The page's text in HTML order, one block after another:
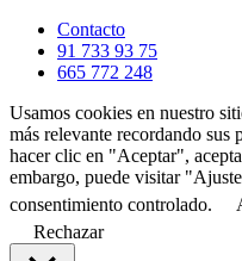
Contacto
91 733 93 75
665 772 248
Usamos cookies en nuestro
más relevante recordando sus
hacer clic en "Aceptar",
embargo, puede visitar
consentimiento controlado.
Rechazar